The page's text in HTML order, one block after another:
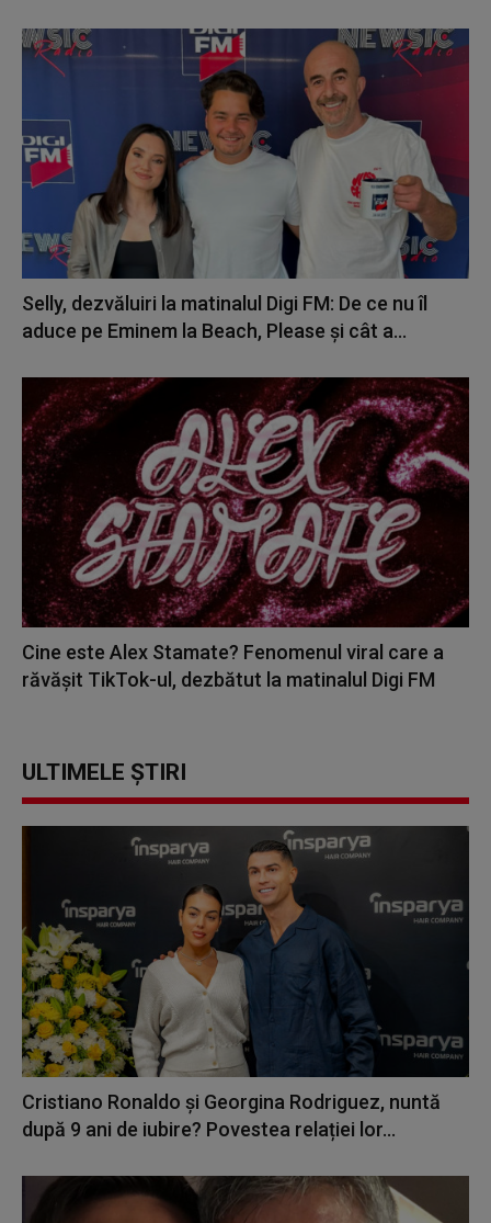
Selly, dezvăluiri la matinalul Digi FM: De ce nu îl
aduce pe Eminem la Beach, Please și cât a...
Cine este Alex Stamate? Fenomenul viral care a
răvășit TikTok-ul, dezbătut la matinalul Digi FM
ULTIMELE ȘTIRI
Cristiano Ronaldo și Georgina Rodriguez, nuntă
după 9 ani de iubire? Povestea relației lor...